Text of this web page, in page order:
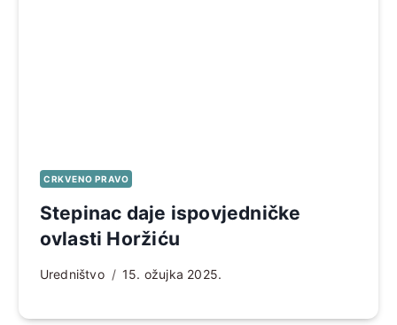
CRKVENO PRAVO
Stepinac daje ispovjedničke
ovlasti Horžiću
Uredništvo 15. ožujka 2025.